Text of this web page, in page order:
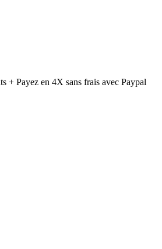
Payez en 4X sans frais avec Paypal